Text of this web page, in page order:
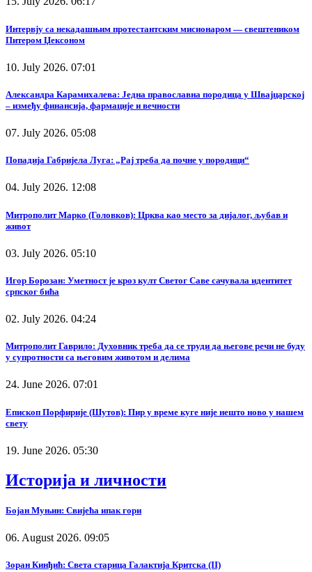
Интервју са некадашњим протестантским мисионаром — свештеником
Питером Џексоном
10. July 2026. 07:01
Александра Карамихалева: Једна православна породица у Швајцарској
– између финансија, фармације и вечности
07. July 2026. 05:08
Попадија Габријела Луга: „Рај треба да почне у породици“
04. July 2026. 12:08
Митрополит Марко (Головков): Црква као место за дијалог, љубав и
живот
03. July 2026. 05:10
Игор Борозан: Уметност је кроз култ Светог Саве сачувала идентитет
српског бића
02. July 2026. 04:24
Митрополит Гаврило: Духовник треба да се труди да његове речи не буду
у супротности са његовим животом и делима
24. June 2026. 07:01
Епископ Порфирије (Шутов): Пир у време куге није нешто ново у нашем
свету
19. June 2026. 05:30
Историја и личности
Бојан Муњин: Свијећа ипак гори
06. August 2026. 09:05
Зоран Кинђић: Света старица Галактија Критска (II)